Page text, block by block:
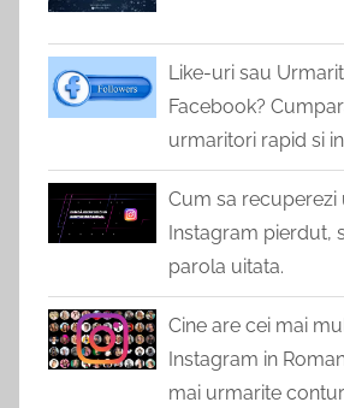
Like-uri sau
Facebook?
urmaritori rapid si
Cum sa recuperezi
Instagram pierdut,
parola uitata.
Cine are cei mai
Instagram in
mai urmarite